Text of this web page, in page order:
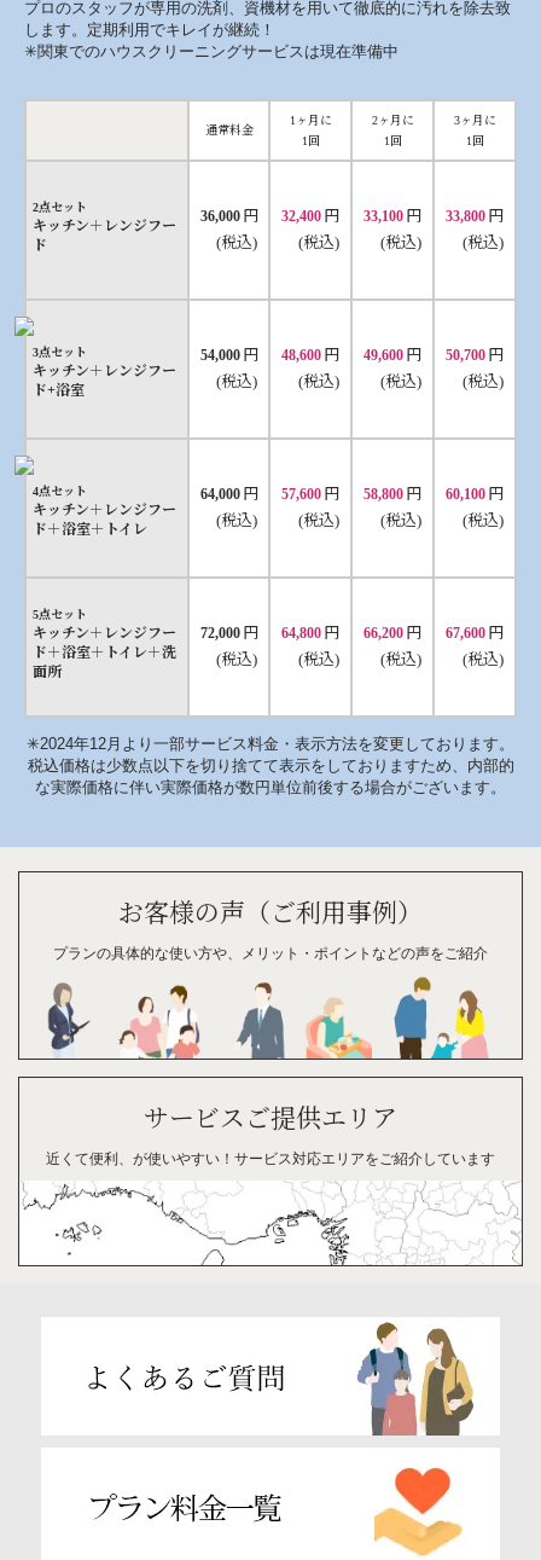
プロのスタッフが専用の洗剤、資機材を用いて徹底的に汚れを除去致
します。定期利用でキレイが継続！
✳︎関東でのハウスクリーニングサービスは現在準備中
通常料金
1ヶ月に
1回
2ヶ月に
1回
3ヶ月に
1回
2点セット
キッチン＋レンジフー
ド
36,000 円
(税込)
32,400 円
(税込)
33,100 円
(税込)
33,800 円
(税込)
3点セット
キッチン＋レンジフー
ド+浴室
54,000 円
(税込)
48,600 円
(税込)
49,600 円
(税込)
50,700 円
(税込)
4点セット
キッチン＋レンジフー
ド＋浴室＋トイレ
64,000 円
(税込)
57,600 円
(税込)
58,800 円
(税込)
60,100 円
(税込)
5点セット
キッチン＋レンジフー
ド＋浴室＋トイレ＋洗
面所
72,000 円
(税込)
64,800 円
(税込)
66,200 円
(税込)
67,600 円
(税込)
✳︎2024年12月より一部サービス料金・表示方法を変更しております。
税込価格は少数点以下を切り捨てて表示をしておりますため、内部的
な実際価格に伴い実際価格が数円単位前後する場合がございます。
お客様の声（ご利用事例）
プランの具体的な使い方や、 メリット・ ポイントなどの声をご紹介
サービスご提供エリア
近くて便利、が使いやすい！ サービス対応エリアをご紹介しています